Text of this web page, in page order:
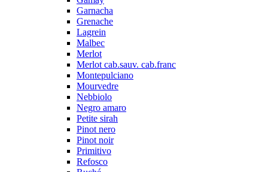
Garnacha
Grenache
Lagrein
Malbec
Merlot
Merlot cab.sauv. cab.franc
Montepulciano
Mourvedre
Nebbiolo
Negro amaro
Petite sirah
Pinot nero
Pinot noir
Primitivo
Refosco